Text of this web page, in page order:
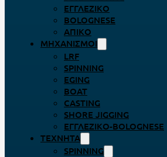
ΕΓΓΛΈΖΙΚΟ
BOLOGNESE
ΑΠΊΚΟ
ΜΗΧΑΝΙΣΜΟΊ
LRF
SPINNING
EGING
BOAT
CASTING
SHORE JIGGING
ΕΓΓΛΈΖΙΚΟ-BOLOGNESE
ΤΕΧΝΗΤΆ
SPINNING